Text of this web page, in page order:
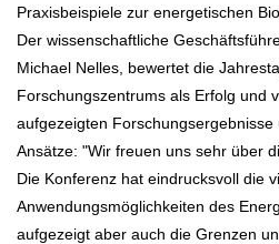
Praxisbeispiele zur energetischen
Der wissenschaftliche
Michael Nelles, bewertet die
Forschungszentrums als Erfolg und
aufgezeigten Forschungsergebnisse
Ansätze: "Wir freuen uns sehr über
Die Konferenz hat eindrucksvoll die
Anwendungsmöglichkeiten des
aufgezeigt aber auch die Grenzen